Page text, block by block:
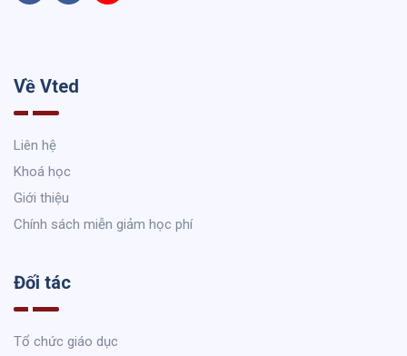
Về Vted
Liên hệ
Khoá học
Giới thiệu
Chính sách miễn giảm học phí
Đối tác
Tổ chức giáo dục